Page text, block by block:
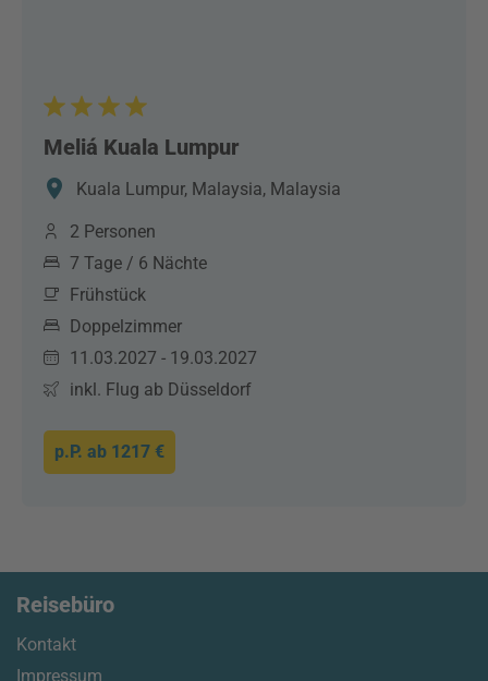
Meliá Kuala Lumpur
Kuala Lumpur, Malaysia, Malaysia
2 Personen
7 Tage / 6 Nächte
Frühstück
Doppelzimmer
11.03.2027 - 19.03.2027
inkl. Flug ab Düsseldorf
p.P. ab 1217 €
Reisebüro
Kontakt
Impressum